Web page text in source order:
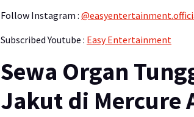
Follow Instagram :
Subscribed Youtube : Easy Entertainment
Sewa Organ
Jakut di Mercure